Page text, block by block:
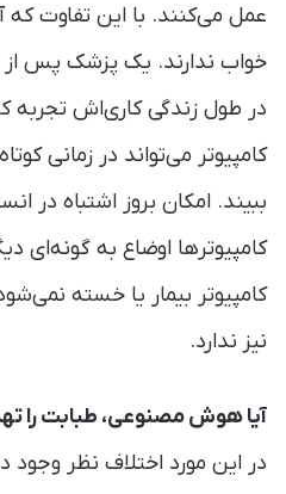
عمل می‌کنند. با این تفاوت که
در طول زندگی کاری‌اش
ببیند. امکان بروز اشتباه در
کامپیوترها اوضاع به گونه‌ای
کامپیوتر بیمار یا خسته
نیز ندارد.
آیا هوش مصنوعی، طبابت را
در این مورد اختلاف نظر وجود